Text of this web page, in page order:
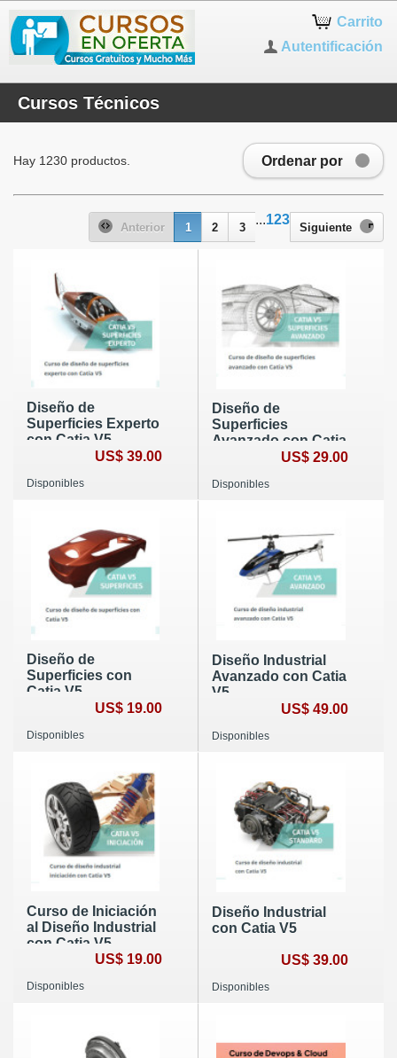
Carrito
Autentificación
Cursos Técnicos
Ordenar por
Hay 1230 productos.
Anterior 1 2 3
...123
Siguiente
Diseño de
Superficies Experto
con Catia V5
US$ 39.00
Disponibles
Diseño de
Superficies
Avanzado con Catia
US$ 29.00
Disponibles
Diseño de
Superficies con
Catia V5
US$ 19.00
Disponibles
Diseño Industrial
Avanzado con Catia
V5
US$ 49.00
Disponibles
Curso de Iniciación
al Diseño Industrial
con Catia V5
US$ 19.00
Disponibles
Diseño Industrial
con Catia V5
US$ 39.00
Disponibles